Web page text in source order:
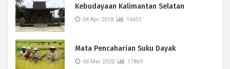
Kebudayaan Kalimantan Selatan
04 Apr 2018 15451
Mata Pencaharian Suku Dayak
06 Mar 2020 17869